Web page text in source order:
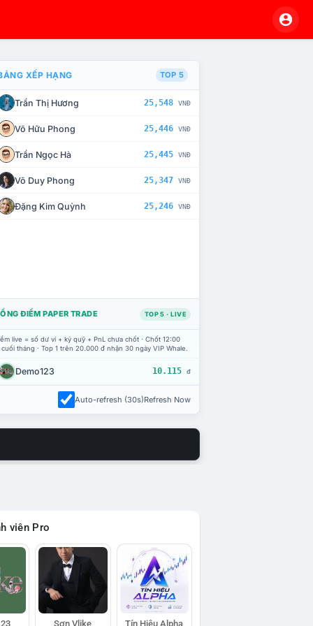
CHẾ TÀI XỬ LÝ VI PHẠM
XẾP HẠNG TOP 5
Trần Thị Hương 25,548 VNĐ
Võ Hữu Phong 25,446 VNĐ
Trần Ngọc Hà 25,445 VNĐ
Võ Duy Phong 25,347 VNĐ
Đặng Kim Quỳnh 25,246 VNĐ
ĐIỂM PAPER TRADE TOP 5 · LIVE
live = số dư ví + ký quỹ + PnL chưa chốt · Chốt 12:00
tháng · Top 1 trên 20.000 đ nhận 30 ngày VIP Whale.
Demo123 10.115 đ
Auto-refresh (30s)Refresh Now
viên Pro
Sơn Vlike Tín Hiệu Alpha